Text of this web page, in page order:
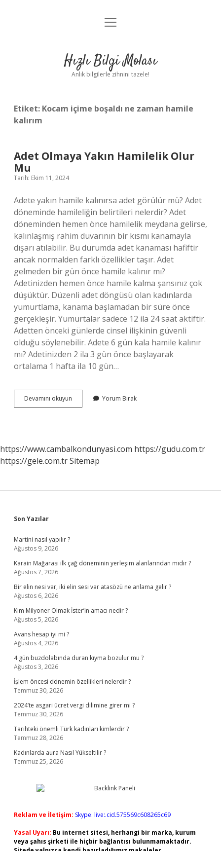
Anasayfa
Yasal Uyarı
menüyü
Hızlı Bilgi Molası
Anlık bilgilerle zihnini tazele!
Etiket: Kocam içime boşaldı ne zaman hamile
kalırım
Adet Olmaya Yakın Hamilelik Olur
Mu
Tarih: Ekim 11, 2024
Adete yakın hamile kalınırsa adet görülür mü? Adet
döneminde hamileliğin belirtileri nelerdir? Adet
döneminden hemen önce hamilelik meydana gelirse,
kalınlaşmış rahim duvarının bir kısmı kanamayla
dışarı atılabilir. Bu durumda adet kanaması hafiftir
ancak normalden farklı özellikler taşır. Adet
gelmeden bir gün önce hamile kalınır mı?
Adetinizden hemen önce hamile kalma şansınız çok
düşüktür. Düzenli adet döngüsü olan kadınlarda
yumurtlama, kanama başlamadan bir süre önce
gerçekleşir. Yumurtalar sadece 12 ila 24 saat aktiftir.
Adetten önceki günlerde cinsel ilişkinin güvenli
olduğu söylenebilir. Adete 6 gün kala hamile kalınır
mı? Adetinizden 2 ila 3 gün önce başlayarak
ortalama 1 hafta ila 10 gün…
Devamını okuyun
Olmaya
Yorum Bırak
https://www.cambalkondunyasi.com https://gudu.com.tr
https://gele.com.trSitemap
Sidebar
Son Yazılar
Martini nasıl yapılır ?
Ağustos 9, 2026
Karain Mağarası ilk çağ döneminin yerleşim alanlarından mıdır ?
Ağustos 7, 2026
Bir elin nesi var, iki elin sesi var atasözü ne anlama gelir ?
Ağustos 6, 2026
Kim Milyoner Olmak İster’in amacı nedir ?
Ağustos 5, 2026
Avans hesap iyi mi ?
Ağustos 4, 2026
4 gün buzdolabında duran kıyma bozulur mu ?
Ağustos 3, 2026
İşlem öncesi dönemin özellikleri nelerdir ?
Temmuz 30, 2026
2024’te asgari ücret vergi dilimine girer mi ?
Temmuz 30, 2026
Tarihteki önemli Türk kadınları kimlerdir ?
Temmuz 28, 2026
Kadınlarda aura Nasıl Yükseltilir ?
Temmuz 25, 2026
Reklam ve İletişim: Skype: live:.cid.575569c608265c69
Yasal Uyarı: Bu internet sitesi, herhangi bir marka, kurum
veya şahıs şirketi ile hiçbir bağlantısı bulunmamaktadır.